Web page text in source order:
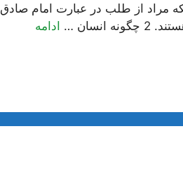
مراد از طلب در عبارت امام صادق
…
ادامه